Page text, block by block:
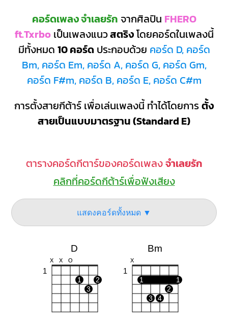
คอร์ดเพลง จำเลยรัก จากศิลปิน FHERO
ft.Txrboเป็นเพลงแนวสตริงโดยคอร์ดในเพลงนี้
มีทั้งหมด 10 คอร์ด ประกอบด้วย คอร์ด D, คอร์ด
Bm, คอร์ด Em, คอร์ด A, คอร์ด G, คอร์ด Gm,
คอร์ด F#m, คอร์ด B, คอร์ด E, คอร์ด C#m
การตั้งสายกีต้าร์ เพื่อเล่นเพลงนี้ ทำได้โดยการตั้ง
สายเป็นแบบมาตรฐาน (Standard E)
ตารางคอร์ดกีตาร์ของคอร์ดเพลงจำเลยรัก
คลิกที่คอร์ดกีต้าร์เพื่อฟังเสียง
แสดงคอร์ดทั้งหมด ▼
D
X X O
1
1
2
3
Bm
X
1
1
1
2
3
4